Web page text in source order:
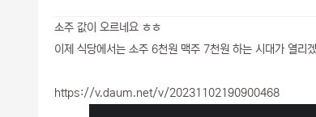
소주 값이 오르네요 ㅎㅎ
이제 식당에서는 소주 6천원 맥주 7천원 하는 시대가 열리
https://v.daum.net/v/20231102190900468